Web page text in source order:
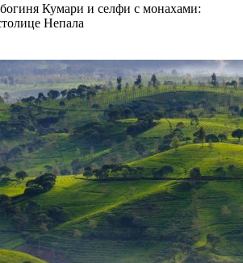
Кумари и селфи с монахами:
Непала